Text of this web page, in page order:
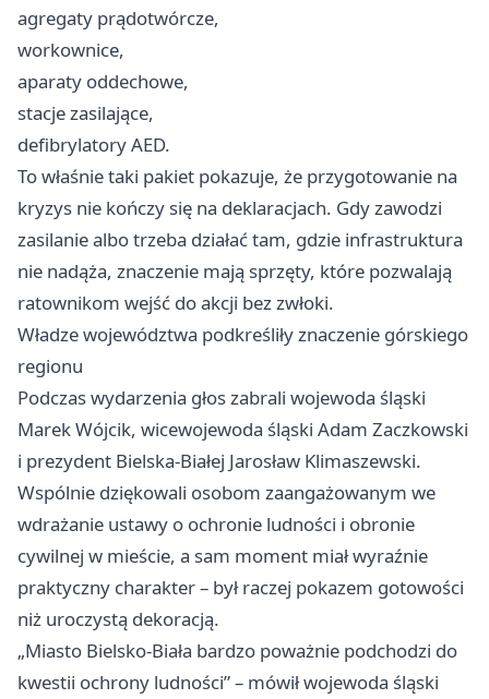
agregaty prądotwórcze,
workownice,
aparaty oddechowe,
stacje zasilające,
defibrylatory AED.
To właśnie taki pakiet pokazuje, że przygotowanie na
kryzys nie kończy się na deklaracjach. Gdy zawodzi
zasilanie albo trzeba działać tam, gdzie infrastruktura
nie nadąża, znaczenie mają sprzęty, które pozwalają
ratownikom wejść do akcji bez zwłoki.
Władze województwa podkreśliły znaczenie górskiego
regionu
Podczas wydarzenia głos zabrali wojewoda śląski
Marek Wójcik, wicewojewoda śląski Adam Zaczkowski
i prezydent Bielska-Białej Jarosław Klimaszewski.
Wspólnie dziękowali osobom zaangażowanym we
wdrażanie ustawy o ochronie ludności i obronie
cywilnej w mieście, a sam moment miał wyraźnie
praktyczny charakter – był raczej pokazem gotowości
niż uroczystą dekoracją.
„Miasto Bielsko-Biała bardzo poważnie podchodzi do
kwestii ochrony ludności” – mówił wojewoda śląski